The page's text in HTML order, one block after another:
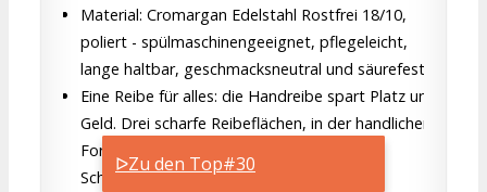
ᐅZu den Top#30
Material: Cromargan Edelstahl Rostfrei 18/10,
poliert - spülmaschinengeeignet, pflegeleicht,
lange haltbar, geschmacksneutral und säurefest
Eine Reibe für alles: die Handreibe spart Platz und
Geld. Drei scharfe Reibeflächen, in der handlichen
Form eines Reibebretts, sorgen für feine
Scheiben, Streifen und Flocken